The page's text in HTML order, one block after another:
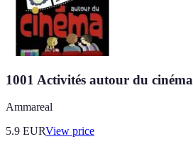
1001 Activités autour du cinéma
Ammareal
5.9 EURView price